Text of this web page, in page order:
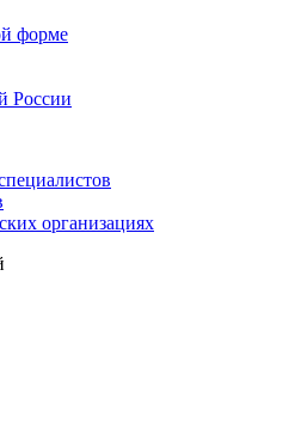
форме
России
организациях